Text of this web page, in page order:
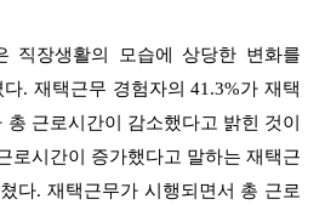
직장생활의 모습에 상당한 변화를
. 재택근무 경험자의 41.3%가 재택
근로시간이 감소했다고 밝힌 것이
로시간이 증가했다고 말하는 재택근
다. 재택근무가 시행되면서 총 근로